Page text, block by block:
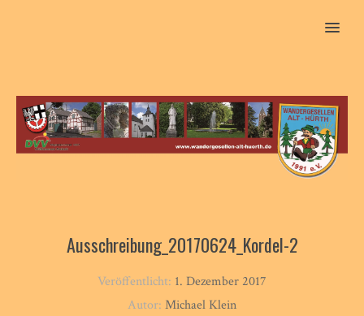
MENU
Ausschreibung_20170624_Kordel-2
Veröffentlicht: 1. Dezember 2017
Autor: Michael Klein